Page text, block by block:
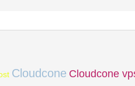
Cloudcone Cloudcone